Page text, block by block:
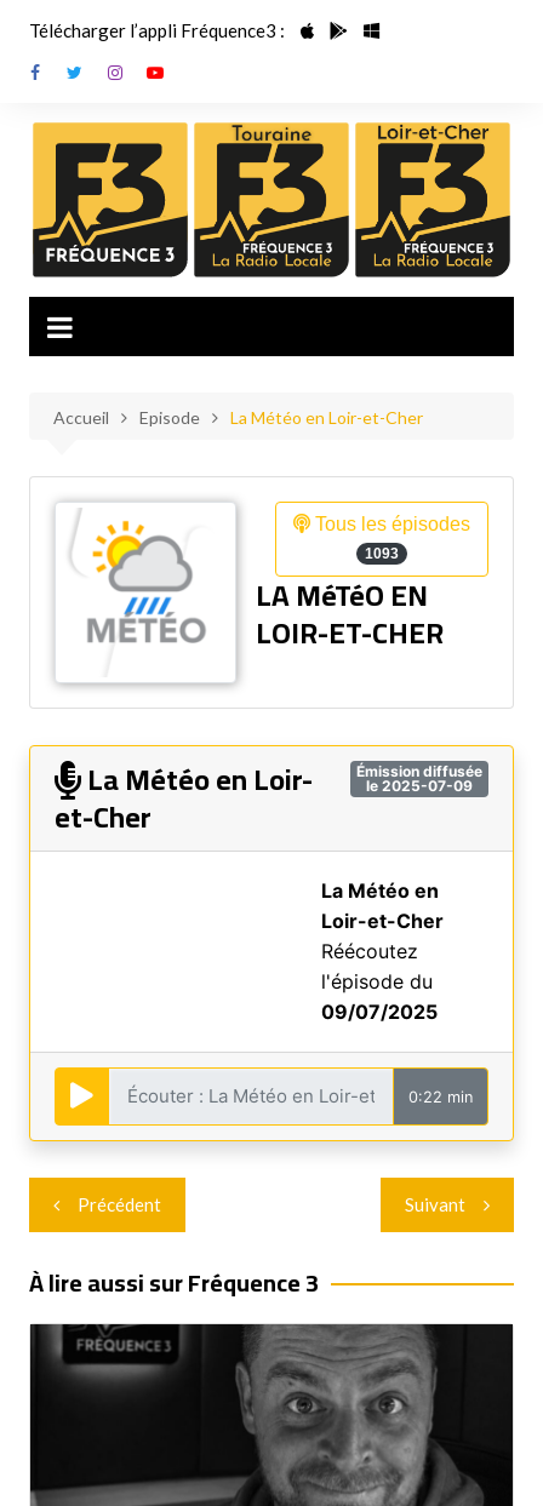
contenu
Télécharger l’appli Fréquence3 :
Accueil Episode La Météo en Loir-et-Cher
Tous les épisodes
1093
LA MéTéO EN
LOIR-ET-CHER
Émission diffusée
le 2025-07-09
La Météo en Loir-
et-Cher
La Météo en
Loir-et-Cher
Réécoutez
l'épisode du
09/07/2025
0:22 min
Navigation
de
l’article
Précédent Suivant
À lire aussi sur Fréquence 3